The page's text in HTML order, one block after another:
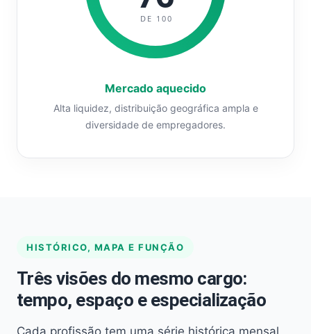
DE 100
Mercado aquecido
Alta liquidez, distribuição geográfica ampla e
diversidade de empregadores.
HISTÓRICO, MAPA E FUNÇÃO
Três visões do mesmo cargo:
tempo, espaço e especialização
Cada profissão tem uma série histórica mensal